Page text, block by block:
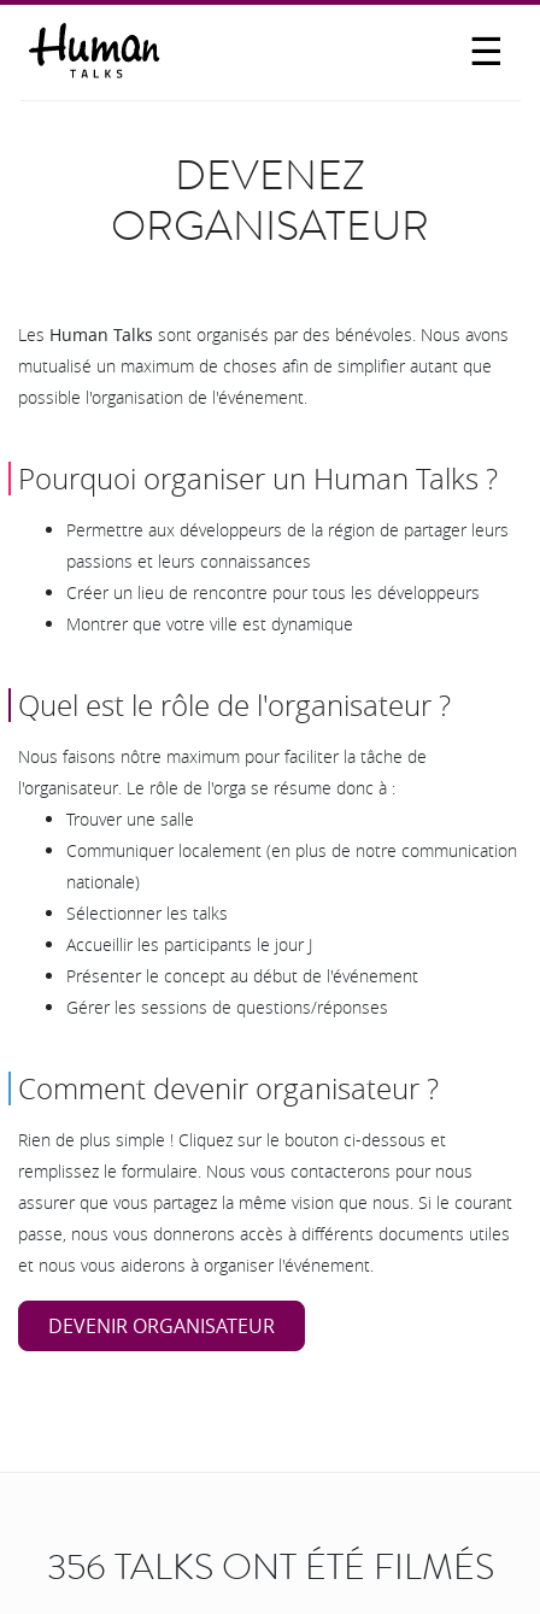
☰
PARTICIPER
DEVENEZ
ORGANISATEUR
Les Human Talks sont organisés par des bénévoles. Nous avons
mutualisé un maximum de choses afin de simplifier autant que
possible l'organisation de l'événement.
Pourquoi organiser un Human Talks ?
Permettre aux développeurs de la région de partager leurs
passions et leurs connaissances
Créer un lieu de rencontre pour tous les développeurs
Montrer que votre ville est dynamique
Quel est le rôle de l'organisateur ?
Nous faisons nôtre maximum pour faciliter la tâche de
l'organisateur. Le rôle de l'orga se résume donc à :
Trouver une salle
Communiquer localement (en plus de notre communication
nationale)
Sélectionner les talks
Accueillir les participants le jour J
Présenter le concept au début de l'événement
Gérer les sessions de questions/réponses
Comment devenir organisateur ?
Rien de plus simple ! Cliquez sur le bouton ci-dessous et
remplissez le formulaire. Nous vous contacterons pour nous
assurer que vous partagez la même vision que nous. Si le courant
passe, nous vous donnerons accès à différents documents utiles
et nous vous aiderons à organiser l'événement.
DEVENIR ORGANISATEUR
356 TALKS ONT ÉTÉ FILMÉS